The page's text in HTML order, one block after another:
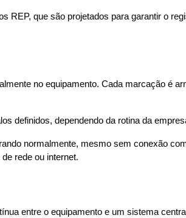
REP, que são projetados para garantir o
no equipamento. Cada marcação é
definidos, dependendo da rotina da
normalmente, mesmo sem conexão
rede ou internet.
entre o equipamento e um sistema